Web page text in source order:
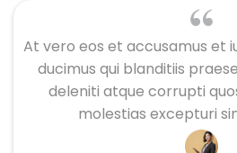
At vero eos et accusamus et
ducimus qui blanditiis
deleniti atque corrupti
molestias excepturi